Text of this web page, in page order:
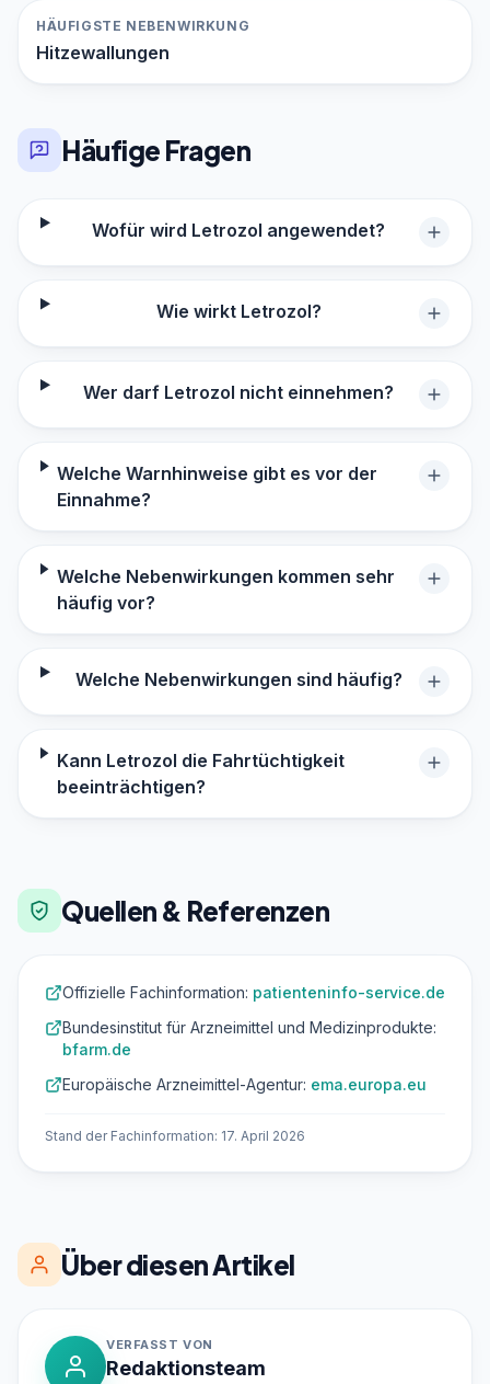
HÄUFIGSTE NEBENWIRKUNG
Hitzewallungen
Häufige Fragen
Wofür wird Letrozol angewendet?
Wie wirkt Letrozol?
Wer darf Letrozol nicht einnehmen?
Welche Warnhinweise gibt es vor der
Einnahme?
Welche Nebenwirkungen kommen sehr
häufig vor?
Welche Nebenwirkungen sind häufig?
Kann Letrozol die Fahrtüchtigkeit
beeinträchtigen?
Quellen & Referenzen
Offizielle Fachinformation: patienteninfo-service.de
Bundesinstitut für Arzneimittel und Medizinprodukte:
bfarm.de
Europäische Arzneimittel-Agentur: ema.europa.eu
Stand der Fachinformation: 17. April 2026
Über diesen Artikel
VERFASST VON
Redaktionsteam